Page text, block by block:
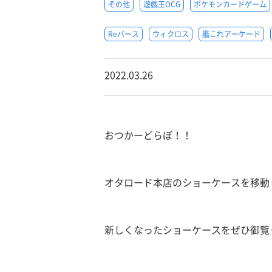
その他 遊戯王OCG ポケモンカードゲーム
Reバース ウィクロス 艦これアーケード
2022.03.26
おつかーどらぼ！！
オタロード本店のショーケースを移
新しくなったショーケースをぜひ御